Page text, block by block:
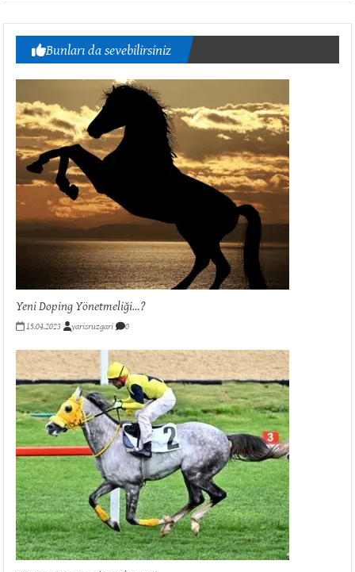
Bunları da sevebilirsiniz
Yeni Doping Yönetmeliği…?
15.04.2023 yarisruzgari 0